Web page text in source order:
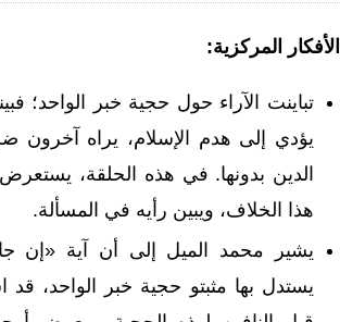
الأفكار المركزية:
تباينت الآراء حول حجية خبر الواحد؛
يؤدي إلى هدم الإسلام، يراه آخرون
الدين بدونها. في هذه الحلقة،
هذا الخلاف، ويبين رأيه في المسألة.
يشير محمد الميل إلى أن آية «إن
يستدل بها مثبتو حجية خبر الواحد، قد